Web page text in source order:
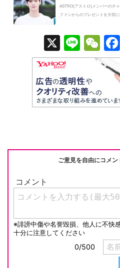
ASTRO(アストロ)メンバーのチ
ファンからのプレゼントを大切
X
Li
n
e
W
e
C
at
ご意見を自由にコメン